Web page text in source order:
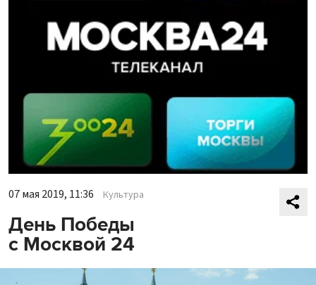
07 мая 2019, 11:36 Культура
День Победы
с Москвой 24